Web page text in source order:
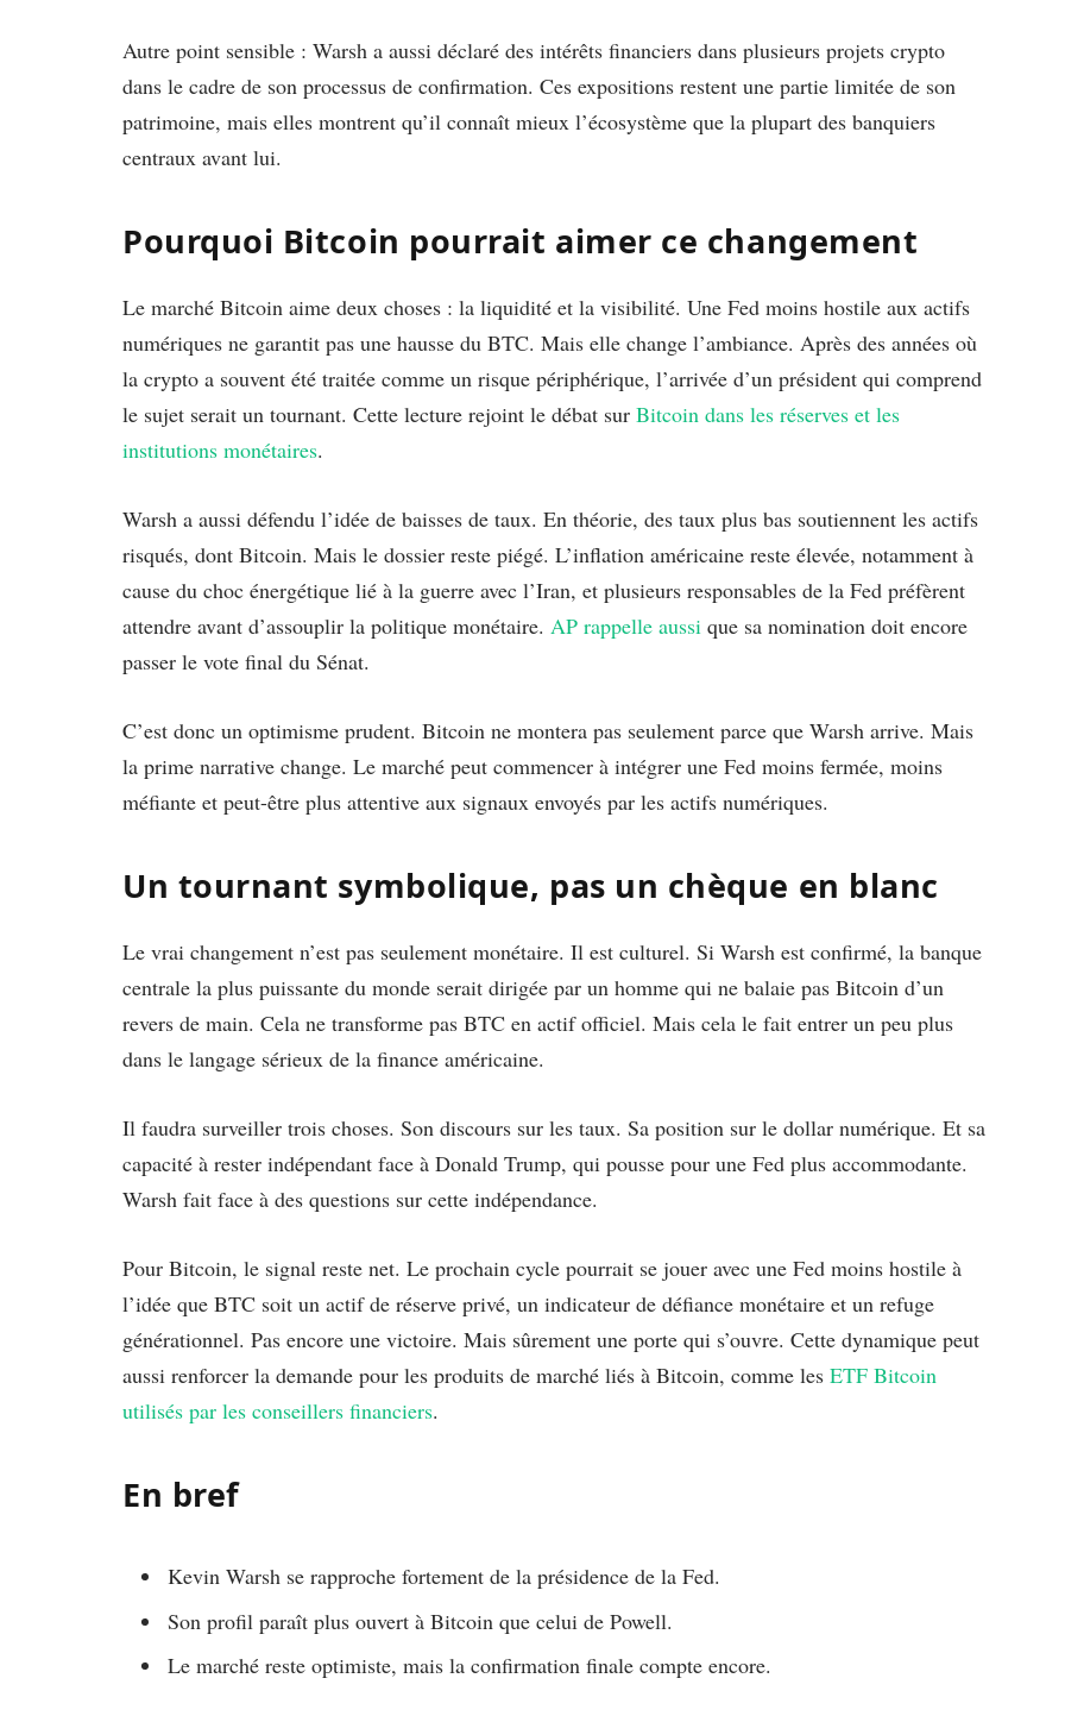
Autre point sensible : Warsh a aussi déclaré des intérêts financiers dans plusieurs projets crypto
dans le cadre de son processus de confirmation. Ces expositions restent une partie limitée de son
patrimoine, mais elles montrent qu’il connaît mieux l’écosystème que la plupart des banquiers
centraux avant lui.
Pourquoi Bitcoin pourrait aimer ce changement
Le marché Bitcoin aime deux choses : la liquidité et la visibilité. Une Fed moins hostile aux actifs
numériques ne garantit pas une hausse du BTC. Mais elle change l’ambiance. Après des années où
la crypto a souvent été traitée comme un risque périphérique, l’arrivée d’un président qui comprend
le sujet serait un tournant. Cette lecture rejoint le débat sur Bitcoin dans les réserves et les
institutions monétaires.
Warsh a aussi défendu l’idée de baisses de taux. En théorie, des taux plus bas soutiennent les actifs
risqués, dont Bitcoin. Mais le dossier reste piégé. L’inflation américaine reste élevée, notamment à
cause du choc énergétique lié à la guerre avec l’Iran, et plusieurs responsables de la Fed préfèrent
attendre avant d’assouplir la politique monétaire. AP rappelle aussi que sa nomination doit encore
passer le vote final du Sénat.
C’est donc un optimisme prudent. Bitcoin ne montera pas seulement parce que Warsh arrive. Mais
la prime narrative change. Le marché peut commencer à intégrer une Fed moins fermée, moins
méfiante et peut-être plus attentive aux signaux envoyés par les actifs numériques.
Un tournant symbolique, pas un chèque en blanc
Le vrai changement n’est pas seulement monétaire. Il est culturel. Si Warsh est confirmé, la banque
centrale la plus puissante du monde serait dirigée par un homme qui ne balaie pas Bitcoin d’un
revers de main. Cela ne transforme pas BTC en actif officiel. Mais cela le fait entrer un peu plus
dans le langage sérieux de la finance américaine.
Il faudra surveiller trois choses. Son discours sur les taux. Sa position sur le dollar numérique. Et sa
capacité à rester indépendant face à Donald Trump, qui pousse pour une Fed plus accommodante.
Warsh fait face à des questions sur cette indépendance.
Pour Bitcoin, le signal reste net. Le prochain cycle pourrait se jouer avec une Fed moins hostile à
l’idée que BTC soit un actif de réserve privé, un indicateur de défiance monétaire et un refuge
générationnel. Pas encore une victoire. Mais sûrement une porte qui s’ouvre. Cette dynamique peut
aussi renforcer la demande pour les produits de marché liés à Bitcoin, comme les ETF Bitcoin
utilisés par les conseillers financiers.
En bref
Kevin Warsh se rapproche fortement de la présidence de la Fed.
Son profil paraît plus ouvert à Bitcoin que celui de Powell.
Le marché reste optimiste, mais la confirmation finale compte encore.